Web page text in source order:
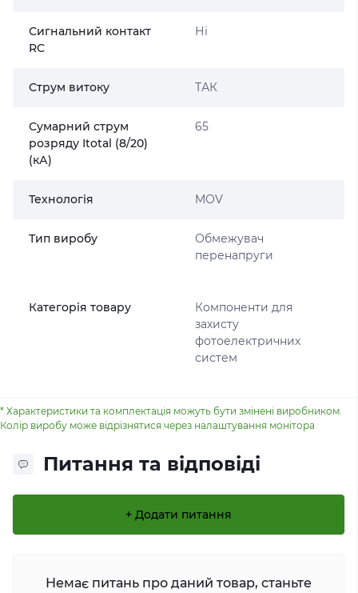
Сигнальний контакт
RC
Ні
Струм витоку ТАК
Сумарний струм
розряду Іtotal (8/20)
(кА)
65
Технологія MOV
Тип виробу
Обмежувач
перенапруги
Категорія товару
Компоненти для
захисту
фотоелектричних
систем
* Характеристики та комплектація можуть бути змінені виробником.
Колір виробу може відрізнятися через налаштування монітора
Питання та відповіді
+ Додати питання
Немає питань про даний товар, станьте